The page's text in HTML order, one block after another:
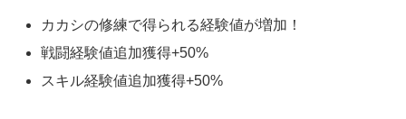
カカシの修練で得られる経験値が増加！
戦闘経験値追加獲得+50%
スキル経験値追加獲得+50%